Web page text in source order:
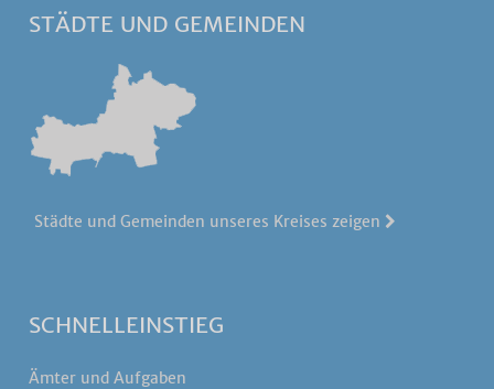
STÄDTE UND GEMEINDEN
Städte und Gemeinden unseres Kreises zeigen
SCHNELLEINSTIEG
Ämter und Aufgaben